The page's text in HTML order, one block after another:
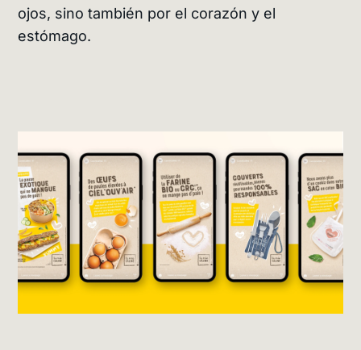
ojos, sino también por el corazón y el
estómago.